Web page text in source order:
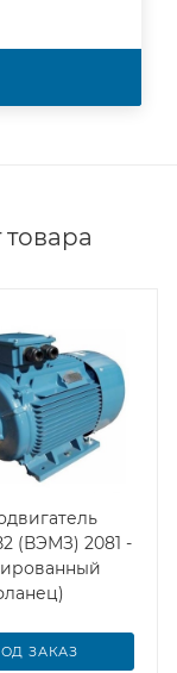
(ВЭМЗ) 2081 -
ЗАКАЗ